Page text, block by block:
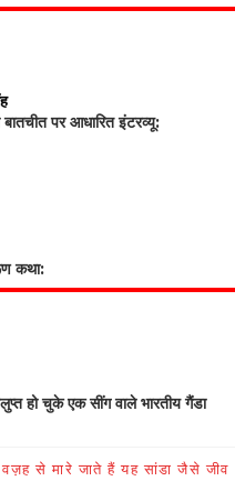
पर आधारित इंटरव्यू:
कथा:
हो चुके एक सींग वाले भारतीय गैंडा
से मारे जाते हैं यह सांडा जैसे जीव